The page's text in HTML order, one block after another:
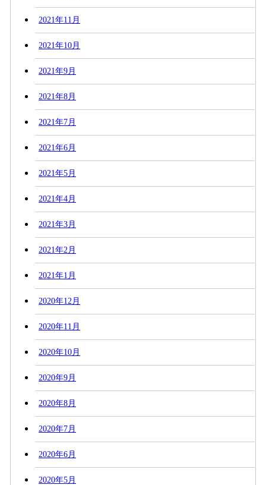
2021年11月
2021年10月
2021年9月
2021年8月
2021年7月
2021年6月
2021年5月
2021年4月
2021年3月
2021年2月
2021年1月
2020年12月
2020年11月
2020年10月
2020年9月
2020年8月
2020年7月
2020年6月
2020年5月